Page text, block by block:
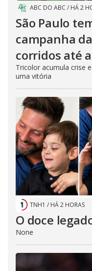
ABC DO ABC / HÁ 2
São Paulo
campanha
corridos até
Tricolor acumula crise
uma vitória
TNH1 / HÁ 2 HORAS
O doce
None